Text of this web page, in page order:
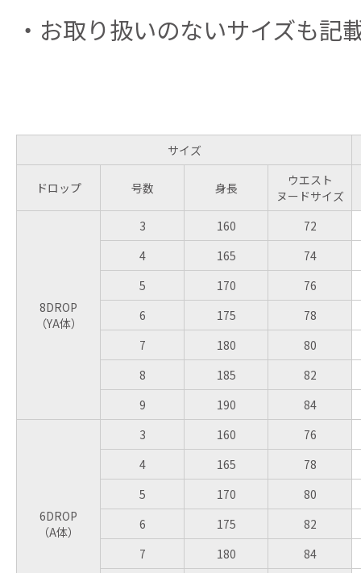
・お取り扱いのないサイズも記
サイズ
ドロップ 号数 身長
ウエスト
ヌードサイズ
8DROP
（YA体）
3 160
72
4
165
74
5
170
76
6
175
78
7
180
80
8
185
82
9
190 84
6DROP
（A体）
3 160
76
4
165
78
5
170
80
6
175
82
7
180
84